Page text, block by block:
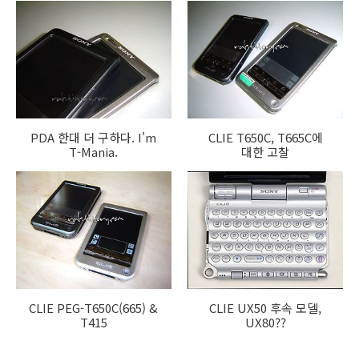
PDA 한대 더 구하다. I'm
T-Mania.
CLIE T650C, T665C에
대한 고찰
CLIE PEG-T650C(665) &
T415
CLIE UX50 후속 모델,
UX80??